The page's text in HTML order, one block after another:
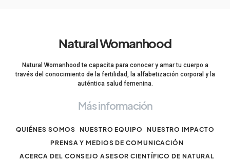
Natural Womanhood
Natural Womanhood te capacita para conocer y amar tu cuerpo a
través del conocimiento de la fertilidad, la alfabetización corporal y la
auténtica salud femenina.
Más información
QUIÉNES SOMOS NUESTRO EQUIPO
NUESTRO IMPACTO
PRENSA Y MEDIOS DE COMUNICACIÓN
ACERCA DEL CONSEJO ASESOR CIENTÍFICO DE NATURAL